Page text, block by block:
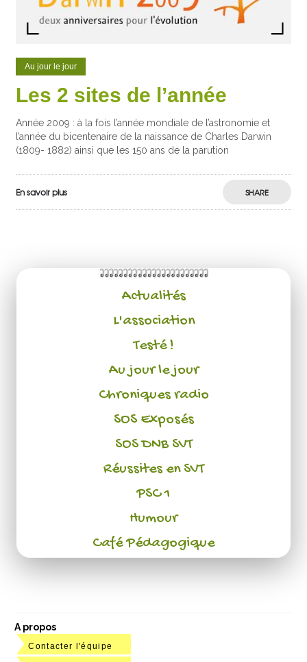
Au jour le jour
Les 2 sites de l’année
Année 2009 : à la fois l’année mondiale de l’astronomie et
l’année du bicentenaire de la naissance de Charles Darwin
(1809- 1882) ainsi que les 150 ans de la parution
En savoir plus SHARE
Actualités
L'association
Testé !
Au jour le jour
Chroniques radio
SOS Exposés
SOS DNB SVT
Réussites en SVT
PSC 1
Humour
Café Pédagogique
A propos
Contacter l'équipe